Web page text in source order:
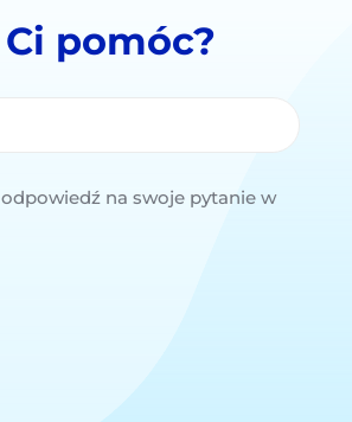
pomóc?
na swoje pytanie w